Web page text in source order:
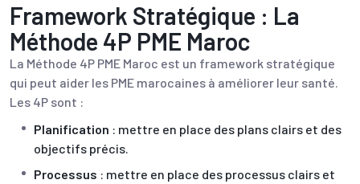
Framework Stratégique : La
Méthode 4P PME Maroc
La Méthode 4P PME Maroc est un framework stratégique
qui peut aider les PME marocaines à améliorer leur santé.
Les 4P sont :
Planification : mettre en place des plans clairs et des
objectifs précis.
Processus : mettre en place des processus clairs et